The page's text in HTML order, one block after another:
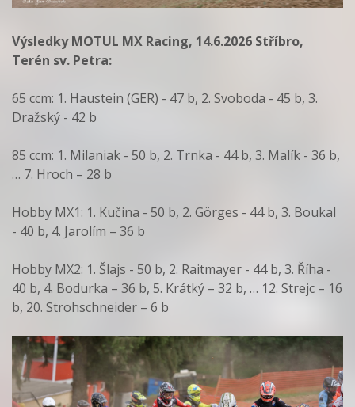
Výsledky MOTUL MX Racing, 14.6.2026 Stříbro,
Terén sv. Petra:
65 ccm: 1. Haustein (GER) - 47 b, 2. Svoboda - 45 b, 3.
Dražský - 42 b
85 ccm: 1. Milaniak - 50 b, 2. Trnka - 44 b, 3. Malík - 36 b,
… 7. Hroch – 28 b
Hobby MX1: 1. Kučina - 50 b, 2. Görges - 44 b, 3. Boukal
- 40 b, 4. Jarolím – 36 b
Hobby MX2: 1. Šlajs - 50 b, 2. Raitmayer - 44 b, 3. Říha -
40 b, 4. Bodurka – 36 b, 5. Krátký – 32 b, … 12. Strejc – 16
b, 20. Strohschneider – 6 b